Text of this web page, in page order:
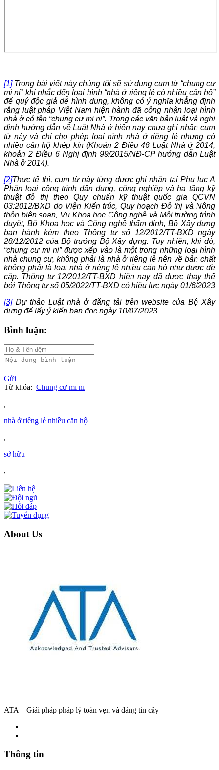
[1]Trong bài viết này chúng tôi sẽ sử dụng cụm từ “chung cư
mi ni” khi nhắc đến loại hình “nhà ở riêng lẻ có nhiều căn hộ”
để quý độc giả dễ hình dung, không có ý nghĩa khẳng định
rằng luật pháp Việt Nam hiện hành đã công nhận loại hình
nhà ở có tên “chung cư mi ni”. Trong các văn bản luật và nghị
định hướng dẫn về Luật Nhà ở hiện nay chưa ghi nhận cụm
từ này và chỉ cho phép loại hình nhà ở riêng lẻ nhưng có
nhiều căn hộ khép kín (Khoản 2 Điều 46 Luật Nhà ở 2014;
khoản 2 Điều 6 Nghị định 99/2015/NĐ-CP hướng dẫn Luật
Nhà ở 2014).
[2]Thực tế thì, cụm từ này từng được ghi nhận tại Phụ lục A
Phân loại công trình dân dụng, công nghiệp và hạ tầng kỹ
thuật đô thị theo Quy chuẩn kỹ thuật quốc gia QCVN
03:2012/BXD do Viện Kiến trúc, Quy hoạch Đô thị và Nông
thôn biên soạn, Vụ Khoa học Công nghệ và Môi trường trình
duyệt, Bộ Khoa học và Công nghệ thẩm định, Bộ Xây dựng
ban hành kèm theo Thông tư số 12/2012/TT-BXD ngày
28/12/2012 của Bộ trưởng Bộ Xây dựng. Tuy nhiên, khi đó,
“chung cư mi ni” được xếp vào là một trong những loại hình
nhà chung cư, không phải là nhà ở riêng lẻ nên về bản chất
không phải là loại nhà ở riêng lẻ nhiều căn hộ như được đề
cập. Thông tư 12/2012/TT-BXD hiện nay đã được thay thế
bởi Thông tư số 05/2022/TT-BXD có hiệu lực ngày 01/6/2023
[3]Dự thảo Luật nhà ở đăng tải trên website của Bộ Xây
dựng để lấy ý kiến bạn đọc ngày 10/07/2023.
Bình luận:
Gửi
Từ khóa: Chung cư mi ni
,
nhà ở riêng lẻ nhiều căn hộ
,
sở hữu
,
About Us
ATA – Giải pháp pháp lý toàn vẹn và đáng tin cậy
Thông tin